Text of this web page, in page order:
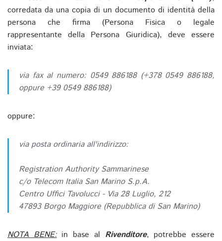
corredata da una copia di un documento di identità della
persona che firma (Persona Fisica o legale
rappresentante della Persona Giuridica), deve essere
inviata:
via fax al numero: 0549 886188 (+378 0549 886188,
oppure +39 0549 886188)
oppure:
via posta ordinaria all'indirizzo:
Registration Authority Sammarinese
c/o Telecom Italia San Marino S.p.A.
Centro Uffici Tavolucci - Via 28 Luglio, 212
47893 Borgo Maggiore (Repubblica di San Marino)
NOTA BENE:in base al Rivenditore, potrebbe essere